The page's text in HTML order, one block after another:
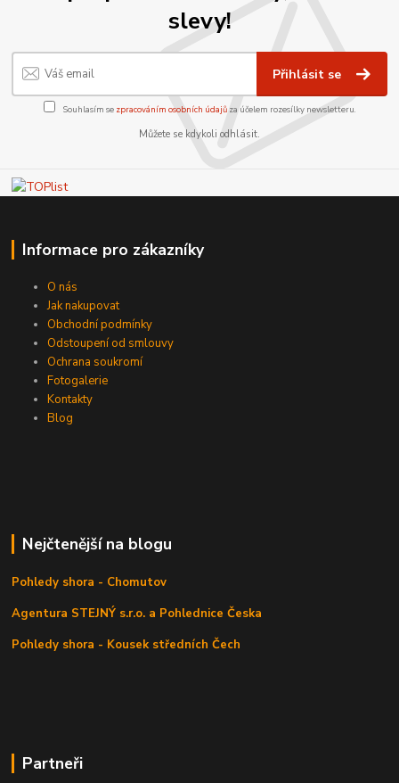
slevy!
Přihlásit se
Souhlasím se zpracováním osobních údajůza účelem rozesílky newsletteru.
Můžete se kdykoli odhlásit.
Informace pro zákazníky
O nás
Jak nakupovat
Obchodní podmínky
Odstoupení od smlouvy
Ochrana soukromí
Fotogalerie
Kontakty
Blog
Nejčtenější na blogu
Pohledy shora - Chomutov
Agentura STEJNÝ s.r.o. a Pohlednice Česka
Pohledy shora - Kousek středních Čech
Partneři